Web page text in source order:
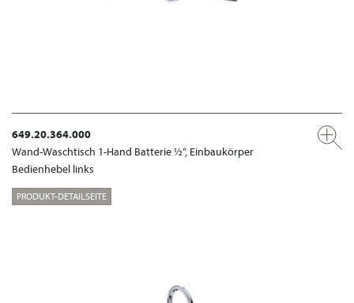
649.20.364.000
Wand-Waschtisch 1-Hand Batterie ½“, Einbaukörper
Bedienhebel links
PRODUKT-DETAILSEITE